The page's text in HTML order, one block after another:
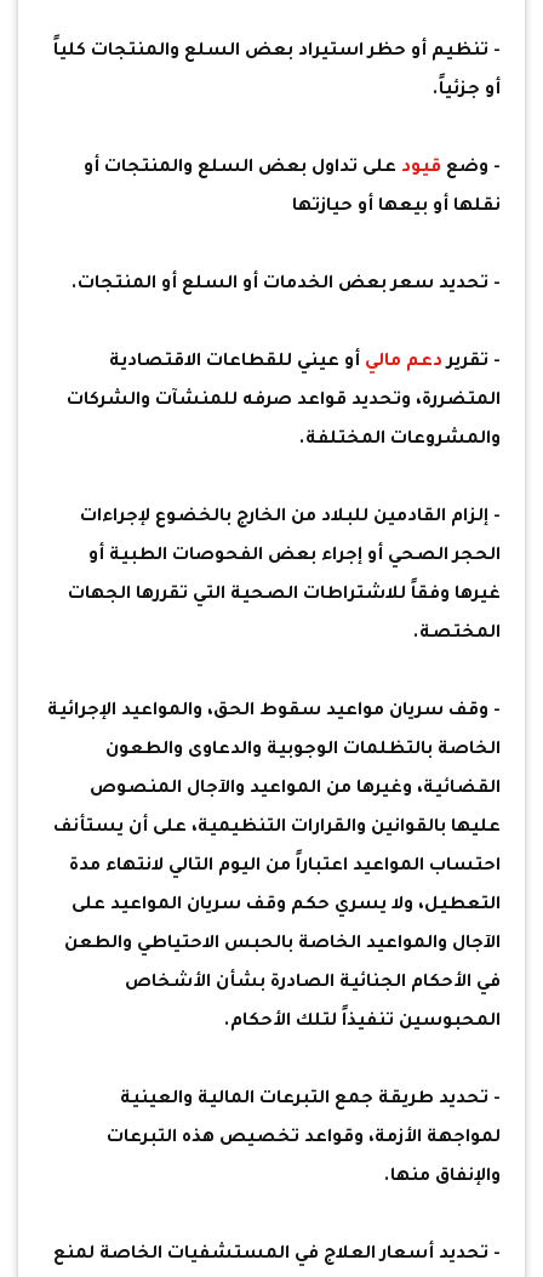
- تنظيم أو حظر استيراد بعض السلع والمنتجات كلياً
أو جزئياً.
- وضع قيود على تداول بعض السلع والمنتجات أو
نقلها أو بيعها أو حيازتها
- تحديد سعر بعض الخدمات أو السلع أو المنتجات.
- تقريردعم مالي أو عيني للقطاعات الاقتصادية
المتضررة، وتحديد قواعد صرفه للمنشآت والشركات
والمشروعات المختلفة.
- إلزام القادمين للبلاد من الخارج بالخضوع لإجراءات
الحجر الصحي أو إجراء بعض الفحوصات الطبية أو
غيرها وفقاً للاشتراطات الصحية التي تقررها الجهات
المختصة.
- وقف سريان مواعيد سقوط الحق، والمواعيد الإجرائية
الخاصة بالتظلمات الوجوبية والدعاوى والطعون
القضائية، وغيرها من المواعيد والآجال المنصوص
عليها بالقوانين والقرارات التنظيمية، على أن يستأنف
احتساب المواعيد اعتباراً من اليوم التالي لانتهاء مدة
التعطيل، ولا يسري حكم وقف سريان المواعيد على
الآجال والمواعيد الخاصة بالحبس الاحتياطي والطعن
في الأحكام الجنائية الصادرة بشأن الأشخاص
المحبوسين تنفيذاً لتلك الأحكام.
- تحديد طريقة جمع التبرعات المالية والعينية
لمواجهة الأزمة، وقواعد تخصيص هذه التبرعات
والإنفاق منها.
- تحديد أسعار العلاج في المستشفيات الخاصة لمنع